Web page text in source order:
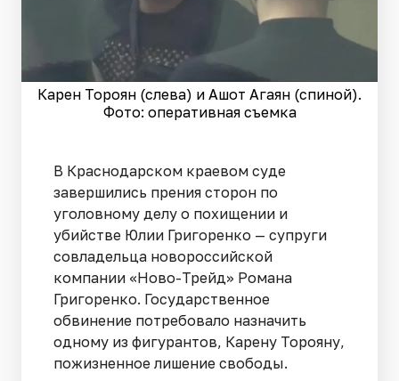
Карен Тороян (слева) и Ашот Агаян (спиной).
Фото: оперативная съемка
В Краснодарском краевом суде
завершились прения сторон по
уголовному делу о похищении и
убийстве Юлии Григоренко — супруги
совладельца новороссийской
компании «Ново-Трейд» Романа
Григоренко. Государственное
обвинение потребовало назначить
одному из фигурантов, Карену Торояну,
пожизненное лишение свободы.